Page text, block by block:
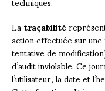
Latraçabilité
action effectuée sur
tentative de
d’audit inviolable. Ce
l’utilisateur, la date et